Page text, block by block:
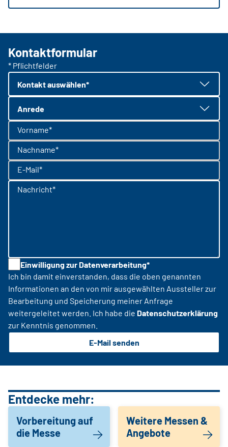
Kontaktformular
* Pflichtfelder
Kontakt auswählen*
Anrede
Vorname*
Nachname*
E-Mail*
Nachricht*
Einwilligung zur Datenverarbeitung*
Ich bin damit einverstanden, dass die oben genannten
Informationen an den von mir ausgewählten Aussteller zur
Bearbeitung und Speicherung meiner Anfrage
weitergeleitet werden. Ich habe die Datenschutzerklärung
zur Kenntnis genommen.
E-Mail senden
Entdecke mehr:
Vorbereitung auf
die Messe
Weitere Messen &
Angebote